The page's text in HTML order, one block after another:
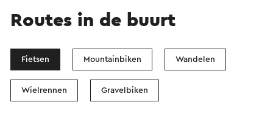
Routes in de buurt
Fietsen Mountainbiken Wandelen
Wielrennen Gravelbiken